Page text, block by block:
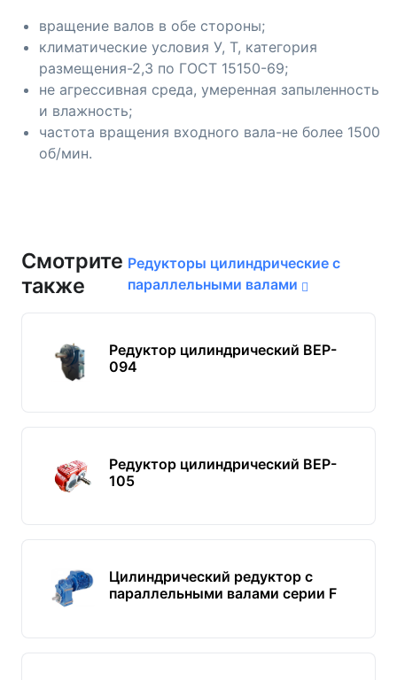
вращение валов в обе стороны;
климатические условия У, Т, категория
размещения-2,3 по ГОСТ 15150-69;
не агрессивная среда, умеренная запыленность
и влажность;
частота вращения входного вала-не более 1500
об/мин.
Смотрите
также
Редукторы цилиндрические с
параллельными валами
Редуктор цилиндрический BEP-
094
Редуктор цилиндрический BEP-
105
Цилиндрический редуктор с
параллельными валами серии F